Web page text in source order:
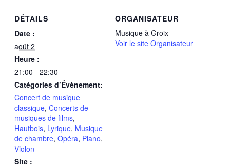
DÉTAILS
Date :
août 2
Heure :
21:00 - 22:30
Catégories d’Évènement:
Concert de musique
classique, Concerts de
musiques de films,
Hautbois, Lyrique, Musique
de chambre, Opéra, Piano,
Violon
Site :
ORGANISATEUR
Musique à Groix
Voir le site Organisateur